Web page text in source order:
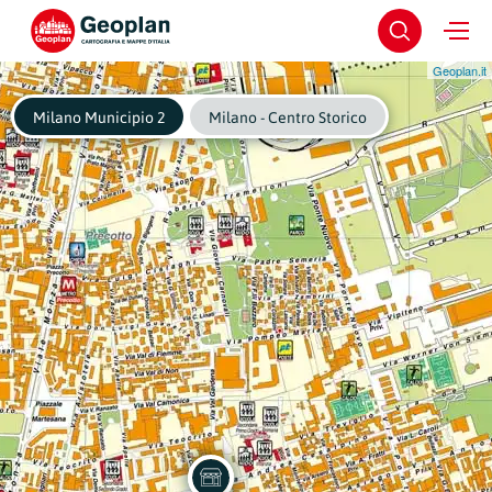
Geoplan.it
Milano Municipio 2 Milano - Centro Storico